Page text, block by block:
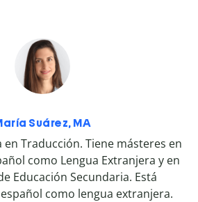
Suárez, MA
en Traducción. Tiene másteres en
como Lengua Extranjera y en
Educación Secundaria. Está
como lengua extranjera.